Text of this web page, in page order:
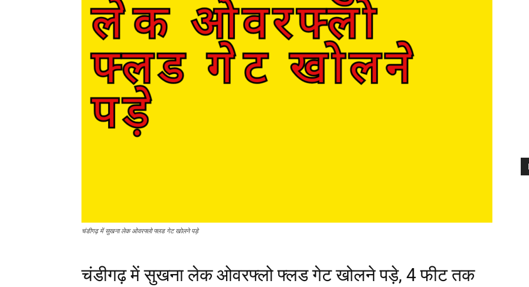
चंडीगढ़ में सुखना लेक ओवरफ्लो फ्लड गेट खोलने पड़े
चंडीगढ़ में सुखना लेक ओवरफ्लो फ्लड गेट खोलने पड़े, 4 फीट तक